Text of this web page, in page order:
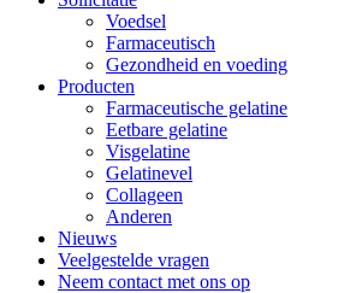
Voedsel
Farmaceutisch
Gezondheid en voeding
Producten
Farmaceutische gelatine
Eetbare gelatine
Visgelatine
Gelatinevel
Collageen
Anderen
Nieuws
Veelgestelde vragen
Neem contact met ons op